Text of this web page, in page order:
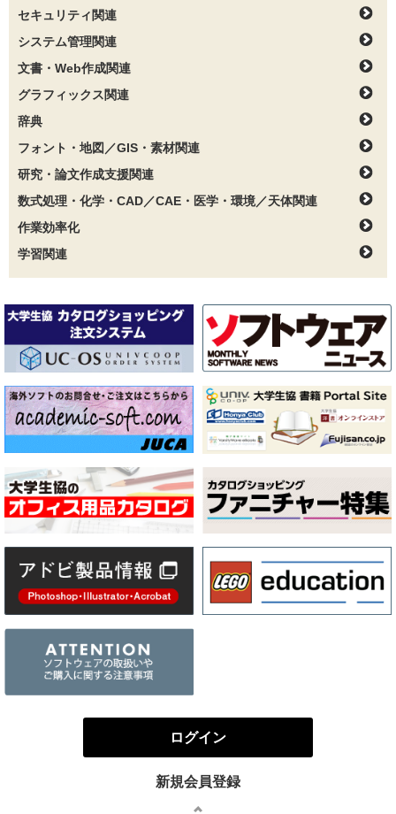
セキュリティ関連
システム管理関連
文書・Web作成関連
グラフィックス関連
辞典
フォント・地図／GIS・素材関連
研究・論文作成支援関連
数式処理・化学・CAD／CAE・医学・環境／天体関連
作業効率化
学習関連
ログイン
新規会員登録